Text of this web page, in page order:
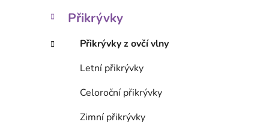
lPřeskočit kategorie
K
a
e
Přikrývky
Přikrývky z ovčí vlny
Letní přikrývky
Celoroční přikrývky
Zimní přikrývky